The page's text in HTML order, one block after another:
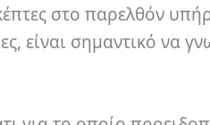
στο παρελθόν
είναι σημαντικό να